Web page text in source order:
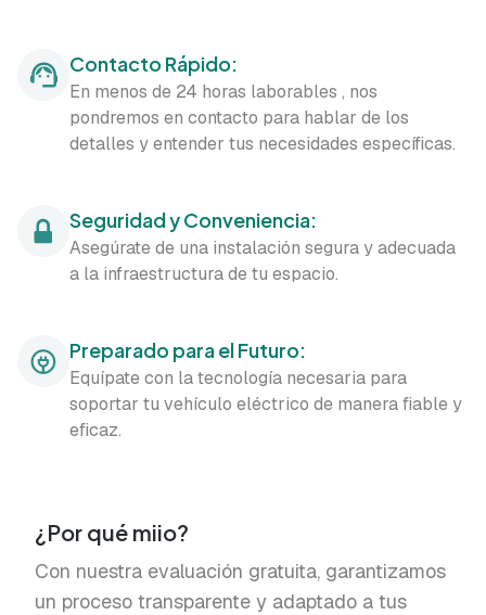
Contacto Rápido:
En menos de 24 horas laborables , nos
pondremos en contacto para hablar de los
detalles y entender tus necesidades específicas.
Seguridad y Conveniencia:
Asegúrate de una instalación segura y adecuada
a la infraestructura de tu espacio.
Preparado para el Futuro:
Equípate con la tecnología necesaria para
soportar tu vehículo eléctrico de manera fiable y
eficaz.
¿Por qué miio?
Con nuestra evaluación gratuita, garantizamos
un proceso transparente y adaptado a tus